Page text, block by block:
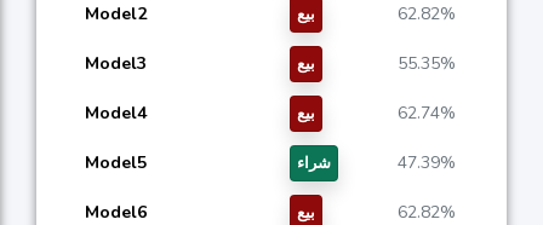
Model2 بيع 62.82%
Model3 بيع 55.35%
Model4 بيع 62.74%
Model5 شراء 47.39%
Model6 بيع 62.82%